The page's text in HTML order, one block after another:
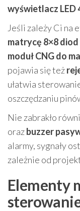
wyświetlacz
Jeśli zależy Ci na
matrycę 8×8 diod
moduł CNG do
pojawia się też
ułatwia
oszczędzaniu
Nie zabrakło
orazbuzzer
alarmy, sygnały
zależnie od
Elementy